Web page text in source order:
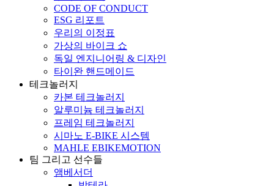
CODE OF CONDUCT
ESG 리포트
우리의 이정표
가상의 바이크 쇼
독일 엔지니어링 & 디자인
타이완 핸드메이드
테크놀러지
카본 테크놀러지
알루미늄 테크놀러지
프레임 테크놀러지
시마노 E-BIKE 시스템
MAHLE EBIKEMOTION
팀 그리고 선수들
앰베서더